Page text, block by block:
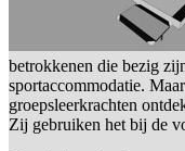
betrokkenen die bezig
sportaccommodatie.
groepsleerkrachten
Zij gebruiken het bij de